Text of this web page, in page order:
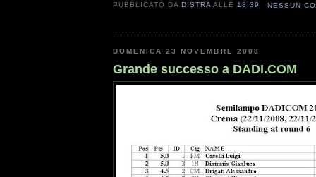
PUBBLICATO DA DISTRA ALLE18:39 NESSUN
DOMENICA 23 NOVEMBRE 2008
Grande successo a DADI.COM